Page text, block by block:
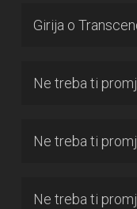
Girija o
Ne treba ti
Ne treba ti
Ne treba ti